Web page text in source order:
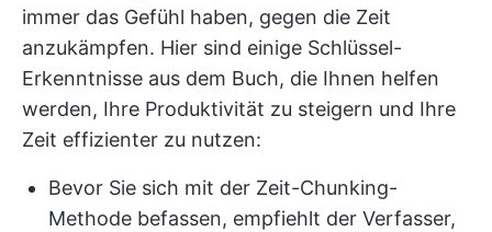
immer das Gefühl haben, gegen die Zeit
anzukämpfen. Hier sind einige Schlüssel-
Erkenntnisse aus dem Buch, die Ihnen helfen
werden, Ihre Produktivität zu steigern und Ihre
Zeit effizienter zu nutzen:
Bevor Sie sich mit der Zeit-Chunking-
Methode befassen, empfiehlt der Verfasser,